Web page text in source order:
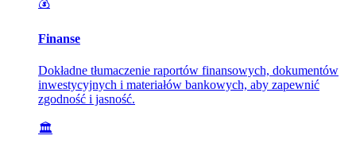
💰
Finanse
Dokładne tłumaczenie raportów finansowych, dokumentów
inwestycyjnych i materiałów bankowych, aby zapewnić
zgodność i jasność.
🏛️